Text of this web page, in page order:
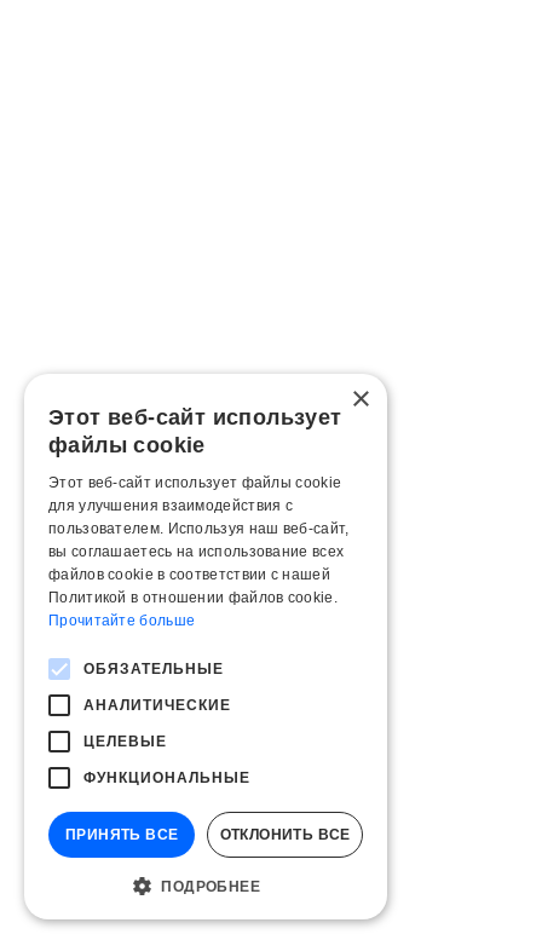
×
Этот веб-сайт использует
файлы cookie
Этот веб-сайт использует файлы cookie
для улучшения взаимодействия с
пользователем. Используя наш веб-сайт,
вы соглашаетесь на использование всех
файлов cookie в соответствии с нашей
Политикой в ​​отношении файлов cookie.
Прочитайте больше
ОБЯЗАТЕЛЬНЫЕ
АНАЛИТИЧЕСКИЕ
ЦЕЛЕВЫЕ
ФУНКЦИОНАЛЬНЫЕ
ПРИНЯТЬ ВСЕ ОТКЛОНИТЬ ВСЕ
ПОДРОБНЕЕ